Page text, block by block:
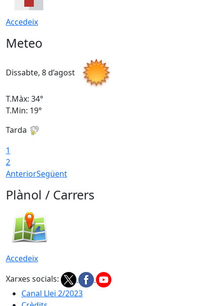
Accedeix
Meteo
Dissabte, 8 d’agost
T.Màx: 34°
T.Min: 19°
Tarda
1
2
AnteriorSegüent
Plànol / Carrers
Accedeix
Xarxes socials:
Canal Llei 2/2023